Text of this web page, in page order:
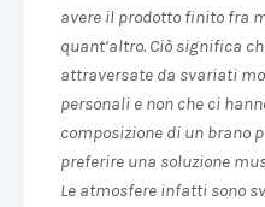
avere il prodotto finito fra
quant’altro. Ciò significa
attraversate da svariati
personali e non che ci
composizione di un brano
preferire una soluzione
Le atmosfere infatti sono